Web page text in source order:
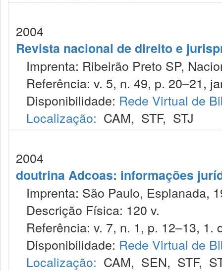
2004
Revista nacional de direito e
Imprenta: Ribeirão Preto SP,
Referência: v. 5, n. 49, p. 20–21,
Disponibilidade: Rede Virtual de
Localização: CAM, STF, STJ
2004
doutrina Adcoas: informações
Imprenta: São Paulo, Esplanada,
Descrição Física: 120 v.
Referência: v. 7, n. 1, p. 12–13, 1.
Disponibilidade: Rede Virtual de
Localização: CAM, SEN, STF,